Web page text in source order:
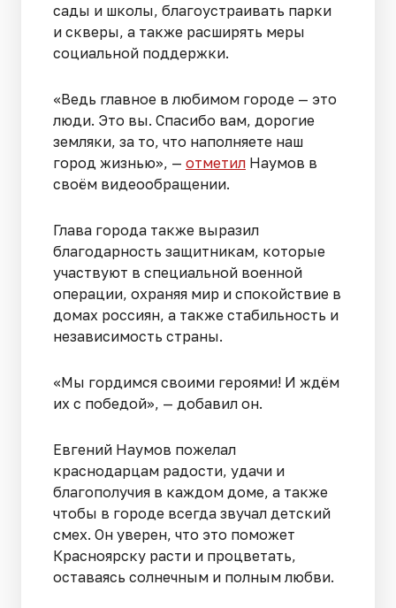
сады и школы, благоустраивать парки
и скверы, а также расширять меры
социальной поддержки.
«Ведь главное в любимом городе — это
люди. Это вы. Спасибо вам, дорогие
земляки, за то, что наполняете наш
город жизнью», — отметил Наумов в
своём видеообращении.
Глава города также выразил
благодарность защитникам, которые
участвуют в специальной военной
операции, охраняя мир и спокойствие в
домах россиян, а также стабильность и
независимость страны.
«Мы гордимся своими героями! И ждём
их с победой», — добавил он.
Евгений Наумов пожелал
краснодарцам радости, удачи и
благополучия в каждом доме, а также
чтобы в городе всегда звучал детский
смех. Он уверен, что это поможет
Красноярску расти и процветать,
оставаясь солнечным и полным любви.